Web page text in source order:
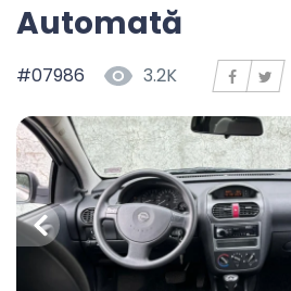
Automată
#07986 3.2K